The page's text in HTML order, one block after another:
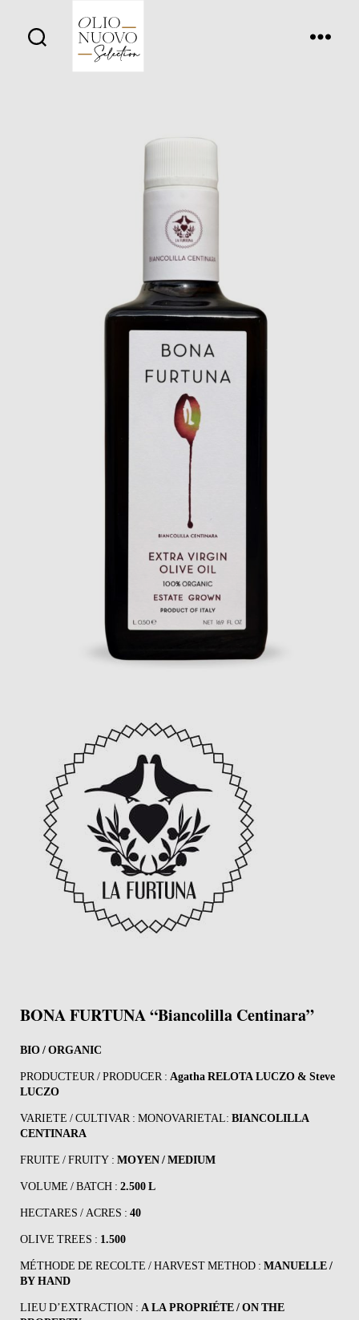
BONA FURTUNA “Biancolilla Centinara”
BIO / ORGANIC
PRODUCTEUR / PRODUCER : Agatha RELOTA LUCZO & Steve
LUCZO
VARIETE / CULTIVAR : MONOVARIETAL: BIANCOLILLA
CENTINARA
FRUITE / FRUITY : MOYEN / MEDIUM
VOLUME / BATCH : 2.500 L
HECTARES / ACRES : 40
OLIVE TREES : 1.500
MÉTHODE DE RECOLTE / HARVEST METHOD : MANUELLE /
BY HAND
LIEU D’EXTRACTION : A LA PROPRIÉTE / ON THE